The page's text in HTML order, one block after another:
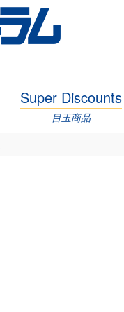
Super Discounts
目玉商品